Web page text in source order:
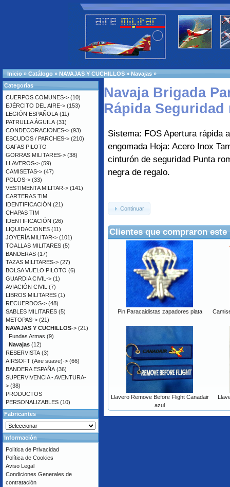
Inicio » Catálogo » NAVAJAS Y CUCHILLOS » Navajas »
Navaja Brigada
Rápida Seguridad
Sistema: FOS Apertura rápida
engomada Hoja: Acero Inox
cinturón de seguridad Punta
negra de regalo.
Continuar
Clientes que compraron
Pin Paracaidistas zapadores plata
Llavero Remove Before Flight Canadair
azul
Categorías
CUERPOS COMUNES-> (10)
EJÉRCITO DEL AIRE-> (153)
LEGIÓN ESPAÑOLA (11)
PATRULLA ÁGUILA (31)
CONDECORACIONES-> (93)
ESCUDOS / PARCHES-> (210)
GAFAS PILOTO
GORRAS MILITARES-> (38)
LLAVEROS-> (59)
CAMISETAS-> (47)
POLOS-> (33)
VESTIMENTA MILITAR-> (141)
CARTERAS TIM
IDENTIFICACIÓN (21)
CHAPAS TIM
IDENTIFICACIÓN (26)
LIQUIDACIONES (11)
JOYERÍA MILITAR-> (101)
TOALLAS MILITARES (5)
BANDERAS (17)
TAZAS MILITARES-> (27)
BOLSA VUELO PILOTO (6)
GUARDIA CIVIL-> (1)
AVIACIÓN CIVIL (7)
LIBROS MILITARES (1)
RECUERDOS-> (48)
SABLES MILITARES (5)
METOPAS-> (21)
NAVAJAS Y CUCHILLOS-> (21)
Fundas Armas (9)
Navajas (12)
RESERVISTA (3)
AIRSOFT (Aire suave)-> (66)
BANDERA ESPAÑA (36)
SUPERVIVENCIA - AVENTURA-
> (38)
PRODUCTOS
PERSONALIZABLES (10)
Fabricantes
Información
Política de Privacidad
Política de Cookies
Aviso Legal
Condiciones Generales de
contratación